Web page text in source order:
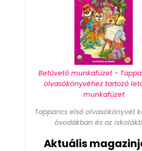
Betűvető munkafüzet -
olvasókönyvéhez tartozó
munkafüzet
Tappancs első olvasókönyvét
óvodákban és az
Aktuális